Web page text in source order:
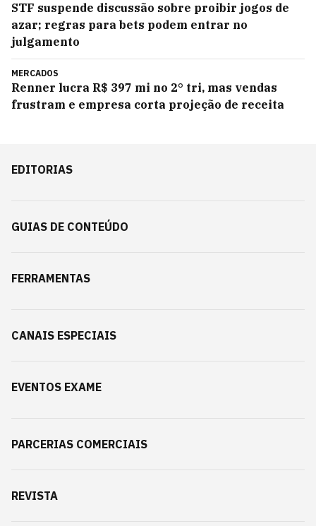
STF suspende discussão sobre proibir jogos de
azar; regras para bets podem entrar no
julgamento
MERCADOS
Renner lucra R$ 397 mi no 2° tri, mas vendas
frustram e empresa corta projeção de receita
EDITORIAS
GUIAS DE CONTEÚDO
FERRAMENTAS
CANAIS ESPECIAIS
EVENTOS EXAME
PARCERIAS COMERCIAIS
REVISTA